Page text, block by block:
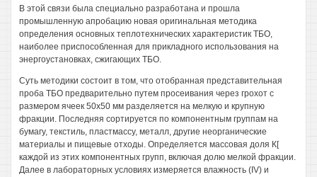
В этой связи была специально разработана и прошла
промышленную апробацию новая оригинальная методика
определения основных теплотехнических характеристик ТБО,
наиболее приспособленная для прикладного использования на
энергоустановках, сжигающих ТБО.
Суть методики состоит в том, что отобранная представительная
проба ТБО предварительно путем просеивания через грохот с
размером ячеек 50x50 мм разделяется на мелкую и крупную
фракции. Последняя сортируется по компонентным группам на
бумагу, текстиль, пластмассу, металл, другие неорганические
материалы и пищевые отходы. Определяется массовая доля К[
каждой из этих компонентных групп, включая долю мелкой фракции.
Далее в лабораторных условиях измеряется влажность (IV) и